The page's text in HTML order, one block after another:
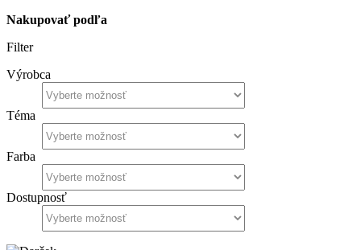
Nakupovať podľa
Filter
Výrobca
Téma
Farba
Dostupnosť